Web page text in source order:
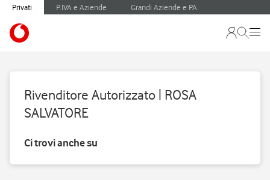
Privati P.IVA e Aziende Grandi Aziende e PA
Rivenditore Autorizzato | ROSA
SALVATORE
Ci trovi anche su